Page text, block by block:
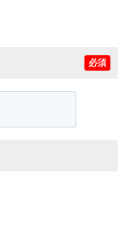
必須